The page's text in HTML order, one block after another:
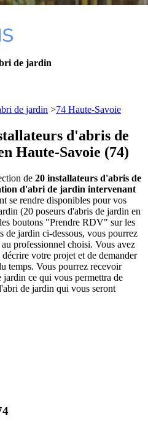
de jardin
de jardin >74 Haute-Savoie
d'abris de
Haute-Savoie (74)
de 20 installateurs d'abris de
d'abri de jardin intervenant
se rendre disponibles pour vos
(20 poseurs d'abris de jardin en
boutons "Prendre RDV" sur les
de jardin ci-dessous, vous pourrez
professionnel choisi. Vous avez
votre projet et de demander
temps. Vous pourrez recevoir
ce qui vous permettra de
de jardin qui vous seront